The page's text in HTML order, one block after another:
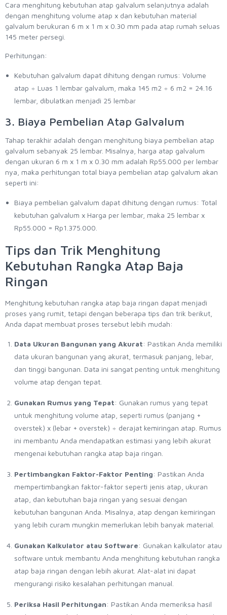
Cara menghitung kebutuhan atap galvalum selanjutnya adalah
dengan menghitung volume atap x dan kebutuhan material
galvalum berukuran 6 m x 1 m x 0.30 mm pada atap rumah seluas
145 meter persegi.
Perhitungan:
Kebutuhan galvalum dapat dihitung dengan rumus: Volume
atap ÷ Luas 1 lembar galvalum, maka 145 m2 ÷ 6 m2 = 24.16
lembar, dibulatkan menjadi 25 lembar
3. Biaya Pembelian Atap Galvalum
Tahap terakhir adalah dengan menghitung biaya pembelian atap
galvalum sebanyak 25 lembar. Misalnya, harga atap galvalum
dengan ukuran 6 m x 1 m x 0.30 mm adalah Rp55.000 per lembar
nya, maka perhitungan total biaya pembelian atap galvalum akan
seperti ini:
Biaya pembelian galvalum dapat dihitung dengan rumus: Total
kebutuhan galvalum x Harga per lembar, maka 25 lembar x
Rp55.000 = Rp1.375.000.
Tips dan Trik Menghitung
Kebutuhan Rangka Atap Baja
Ringan
Menghitung kebutuhan rangka atap baja ringan dapat menjadi
proses yang rumit, tetapi dengan beberapa tips dan trik berikut,
Anda dapat membuat proses tersebut lebih mudah:
Data Ukuran Bangunan yang Akurat: Pastikan Anda memiliki
data ukuran bangunan yang akurat, termasuk panjang, lebar,
dan tinggi bangunan. Data ini sangat penting untuk menghitung
volume atap dengan tepat.
Gunakan Rumus yang Tepat: Gunakan rumus yang tepat
untuk menghitung volume atap, seperti rumus (panjang +
overstek) x (lebar + overstek) ÷ derajat kemiringan atap. Rumus
ini membantu Anda mendapatkan estimasi yang lebih akurat
mengenai kebutuhan rangka atap baja ringan.
Pertimbangkan Faktor-Faktor Penting: Pastikan Anda
mempertimbangkan faktor-faktor seperti jenis atap, ukuran
atap, dan kebutuhan baja ringan yang sesuai dengan
kebutuhan bangunan Anda. Misalnya, atap dengan kemiringan
yang lebih curam mungkin memerlukan lebih banyak material.
Gunakan Kalkulator atau Software: Gunakan kalkulator atau
software untuk membantu Anda menghitung kebutuhan rangka
atap baja ringan dengan lebih akurat. Alat-alat ini dapat
mengurangi risiko kesalahan perhitungan manual.
Periksa Hasil Perhitungan: Pastikan Anda memeriksa hasil